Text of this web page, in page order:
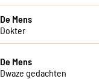
De Mens
Dokter
De Mens
Dwaze gedachten